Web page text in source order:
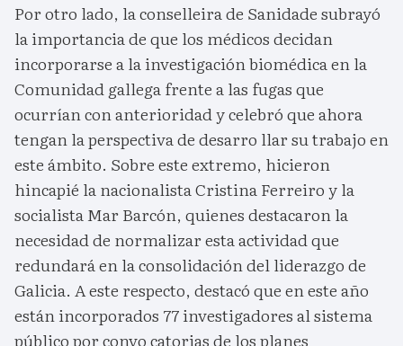
Por otro lado, la conselleira de Sanidade subrayó
la importancia de que los médicos decidan
incorporarse a la investigación biomédica en la
Comunidad gallega frente a las fugas que
ocurrían con anterioridad y celebró que ahora
tengan la perspectiva de desarro llar su trabajo en
este ámbito. Sobre este extremo, hicieron
hincapié la nacionalista Cristina Ferreiro y la
socialista Mar Barcón, quienes destacaron la
necesidad de normalizar esta actividad que
redundará en la consolidación del liderazgo de
Galicia. A este respecto, destacó que en este año
están incorporados 77 investigadores al sistema
público por convo catorias de los planes